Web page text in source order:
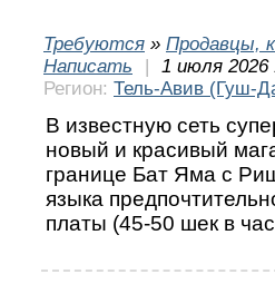
Требуются » Продавцы,
Написать
|
1 июля 2026
Регион: Тель-Авив (Гуш-
В известную сеть
новый и красивый
границе Бат Яма с
языка
платы (45-50 шек в